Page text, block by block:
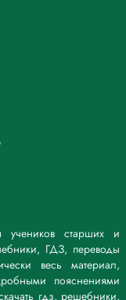
старших и
ГДЗ, переводы
весь материал,
пояснениями
гдз, решебники,